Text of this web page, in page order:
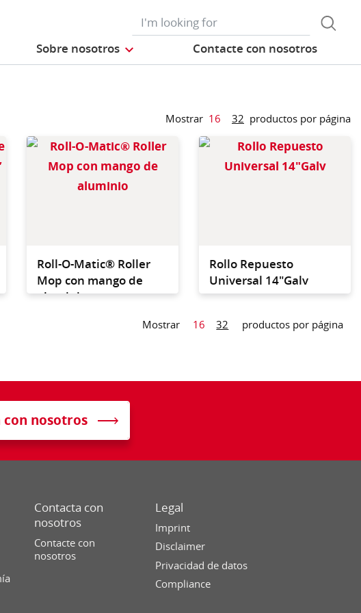
Sobre nosotros Contacte con nosotros
Mostrar 16 32 productos por página
Repuesto para Sistema
Roll-O-Matic
Roll-O-Matic® Roller
Mop con mango de
aluminio
Repuesto para Sistema
Roll-O-Matic
Rollo Repuesto
Universal 14"Galv
Mostrar 16 32 productos por página
con nosotros
Contacta con
nosotros
Contacte con
nosotros
Legal
Imprint
Disclaimer
Privacidad de datos
Compliance